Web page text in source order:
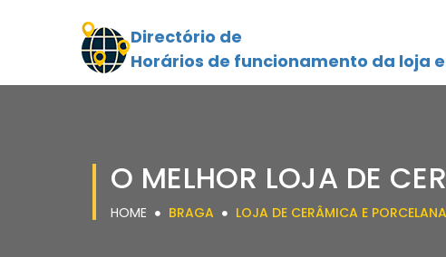
Directório de
Horários de funcionamento da loja
O MELHOR LOJA DE
HOME BRAGA LOJA DE CERÂMICA E PORCELANA